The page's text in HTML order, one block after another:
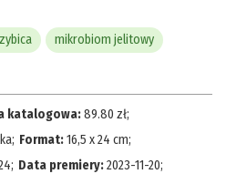
mikrobiom jelitowy
katalogowa:89.80 zł;
; Format:16,5 x 24 cm;
; Data premiery:2023-11-20;